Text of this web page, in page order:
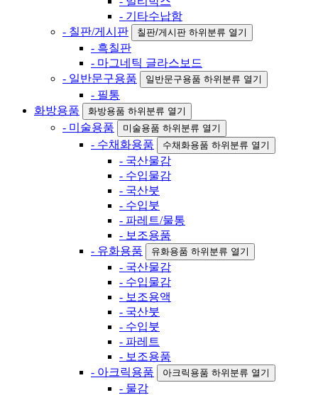
- 기타수납함
- 칠판/게시판
칠판/게시판 하위분류 열기
- 흑칠판
- 마그네틱 글라스보드
- 일반문구용품
일반문구용품 하위분류 열기
- 필통
화방용품
화방용품 하위분류 열기
- 미술용품 미술용품 하위분류 열기
- 수채화용품 수채화용품 하위분류 열기
- 국산물감
- 수입물감
- 국산붓
- 수입붓
- 파레트/물통
- 보조용품
- 유화용품
유화용품 하위분류 열기
- 국산물감
- 수입물감
- 보조용액
- 국산붓
- 수입붓
- 파레트
- 보조용품
- 아크릭용품
아크릭용품 하위분류 열기
- 물감